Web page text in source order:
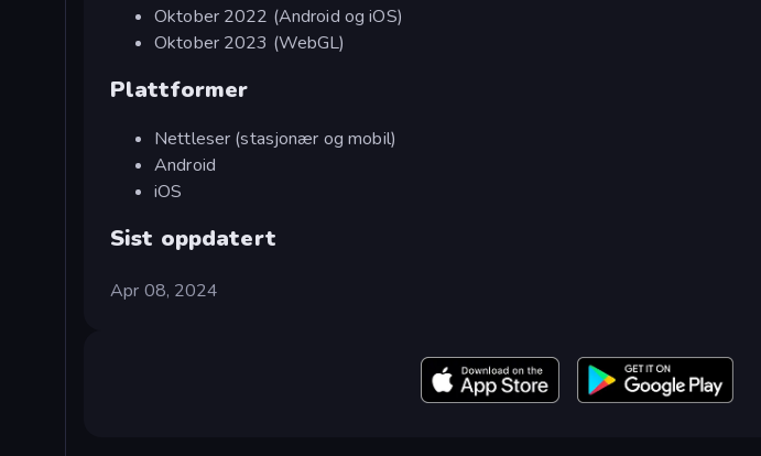
Oktober 2022 (Android og iOS)
Oktober 2023 (WebGL)
Plattformer
Nettleser (stasjonær og mobil)
Android
iOS
Sist oppdatert
Apr 08, 2024